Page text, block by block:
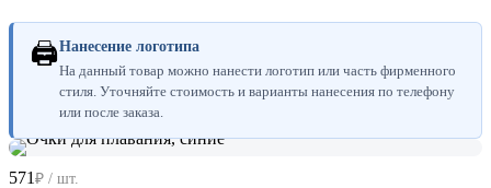
🖨Нанесение логотипа
На данный товар можно нанести логотип или часть фирменного
стиля. Уточняйте стоимость и варианты нанесения по телефону
или после заказа.
571 ₽ / шт.